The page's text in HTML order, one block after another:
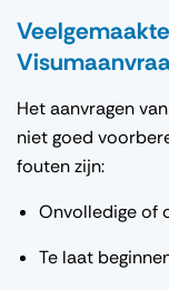
Het aanvragen
niet goed
fouten zijn:
Onvolledige of
Te laat